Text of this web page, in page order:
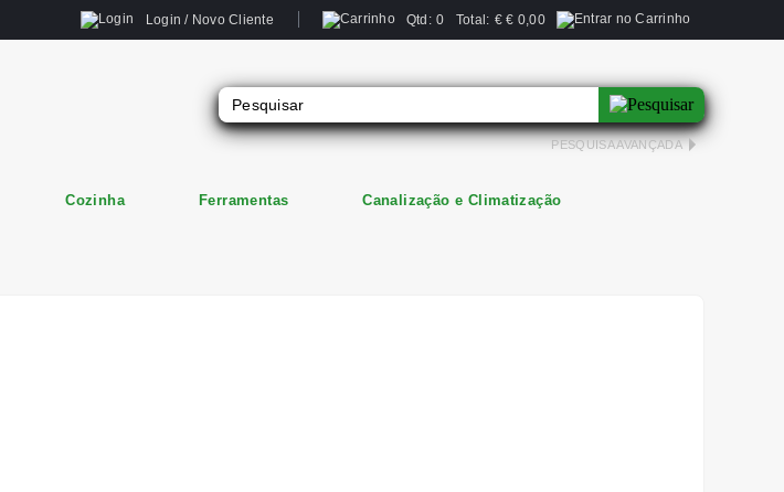
Login / Novo Cliente Qtd: 0 Total: €€ 0,00
PESQUISA AVANÇADA
Cozinha Ferramentas Canalização e Climatização